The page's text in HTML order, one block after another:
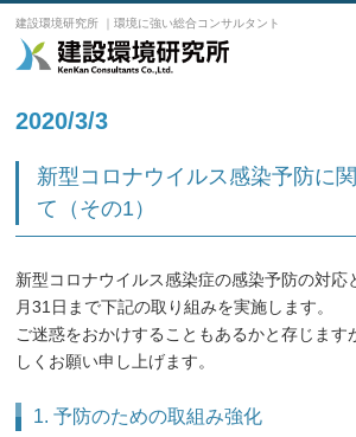
建設環境研究所 ｜環境に強い総合コンサルタント
2020/3/3
新型コロナウイルス感染予防に
て（その1）
新型コロナウイルス感染症の感染予防の対応
月31日まで下記の取り組みを実施します。
ご迷惑をおかけすることもあるかと存じます
しくお願い申し上げます。
1. 予防のための取組み強化